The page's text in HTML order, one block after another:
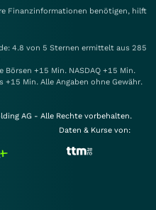
Finanzinformationen benötigen, hilft
4.8 von 5 Sternen ermittelt aus 285
+15 Min. NASDAQ +15 Min.
+15 Min. Alle Angaben ohne Gewähr.
AG - Alle Rechte vorbehalten.
Daten & Kurse von: